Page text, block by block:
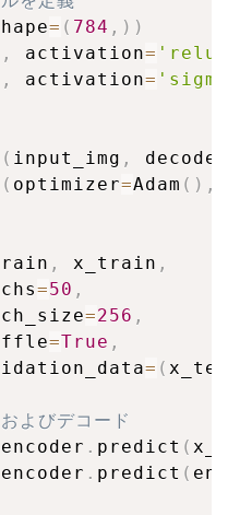
= ( 784 , ) )
, activation= 'relu'
, activation=
( input_img ,
decoded
( optimizer=Adam ( ) ,
, x_train ,
=50 ,
=256 ,
=True ,
= (
よびデコード
. predict (
. predict (